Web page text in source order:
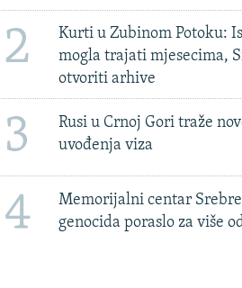
2
Kurti u Zubinom Potoku:
mogla trajati mjesecima,
otvoriti arhive
3
Rusi u Crnoj Gori traže
uvođenja viza
4
Memorijalni centar
genocida poraslo za više